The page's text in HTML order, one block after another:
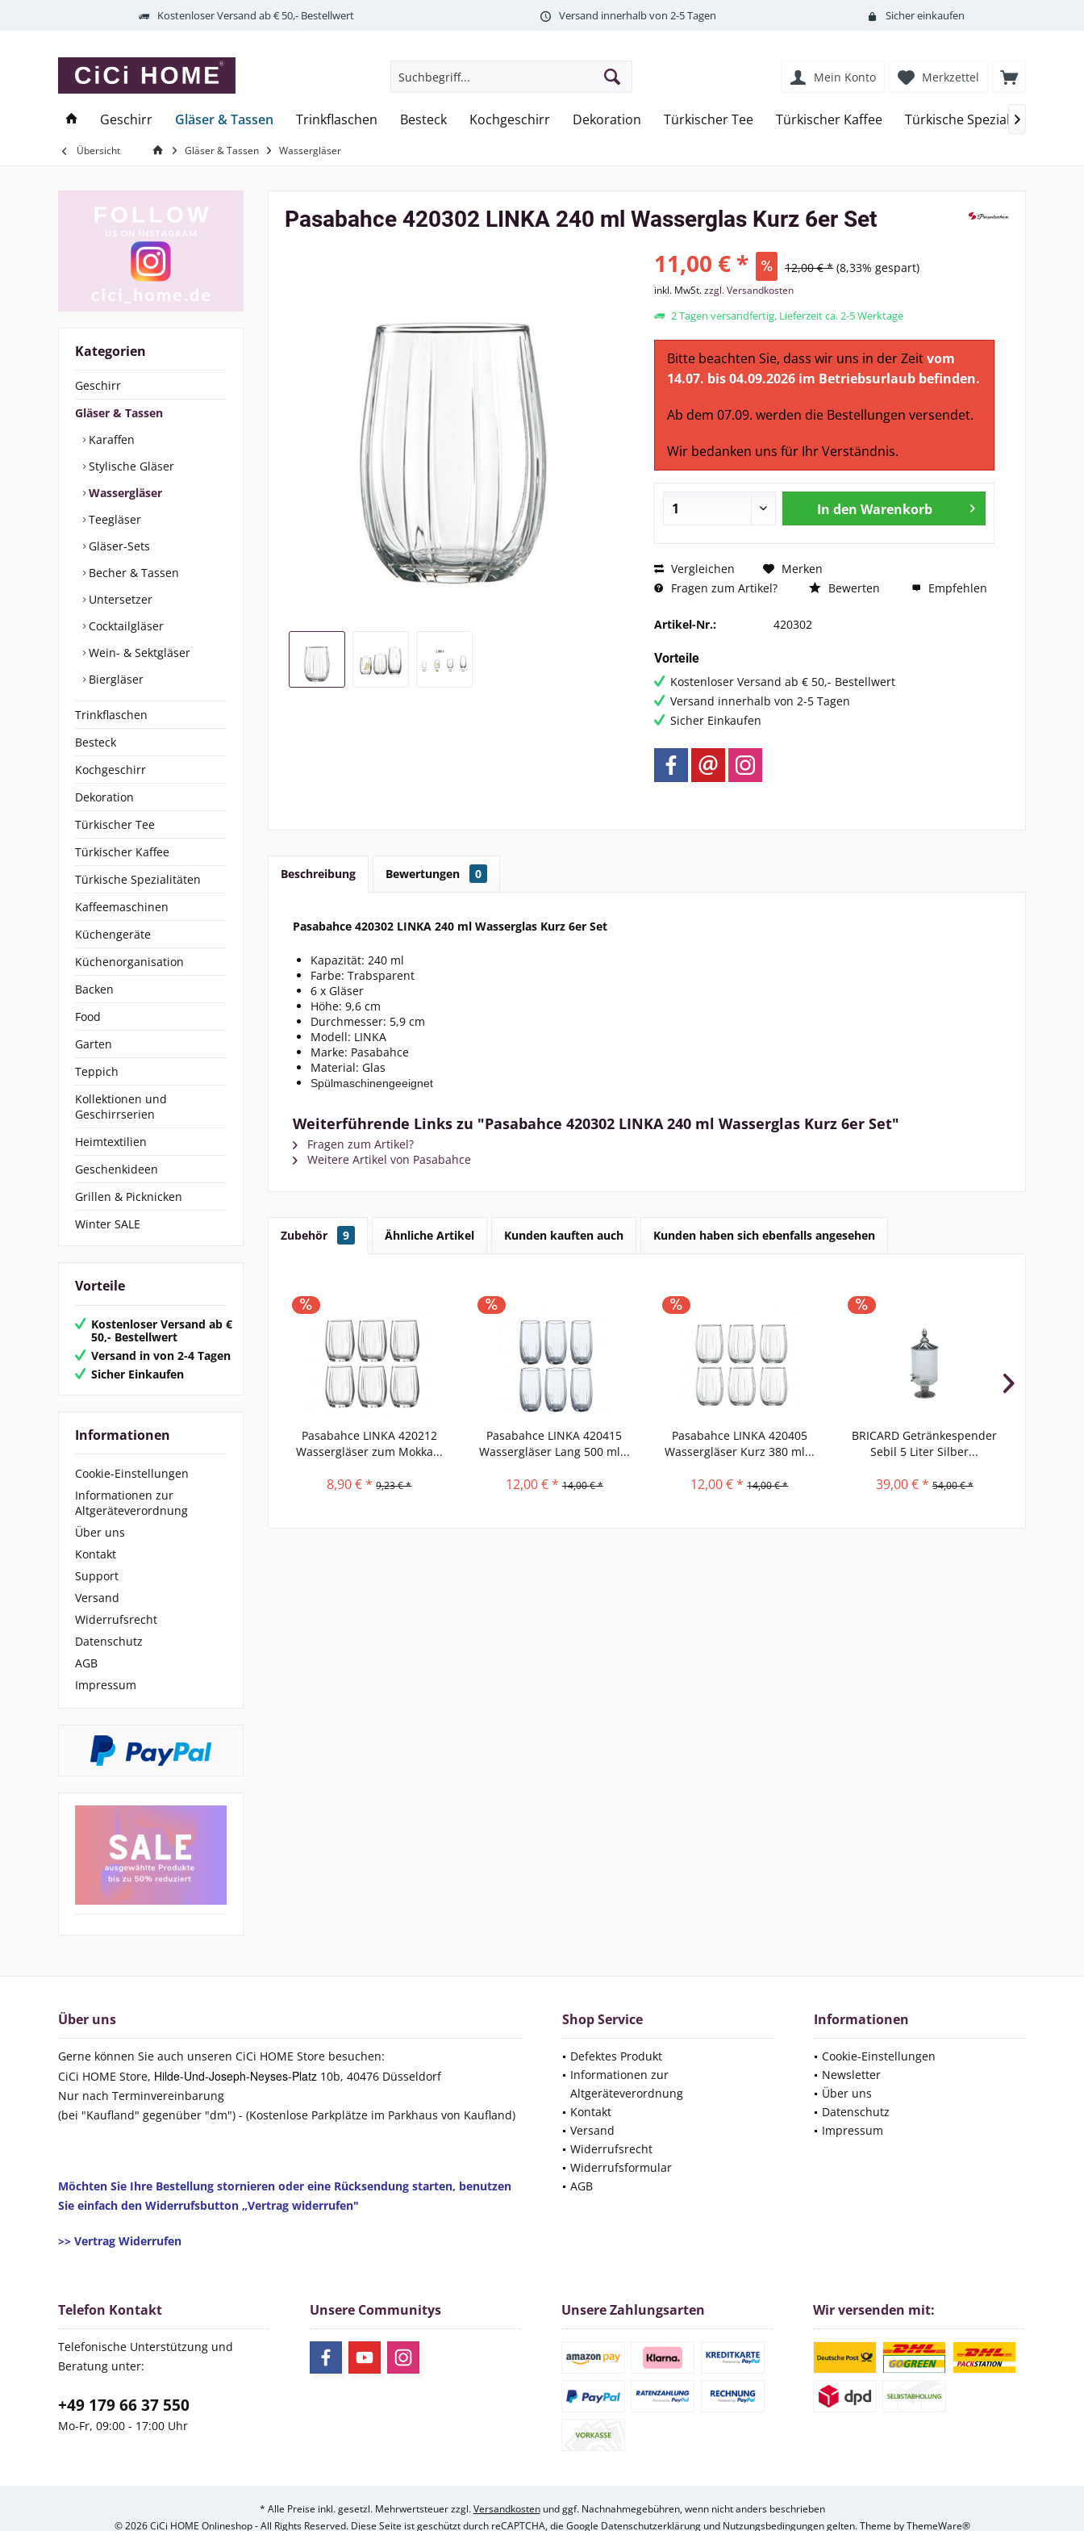
Kostenloser Versand ab € 50,- Bestellwert Versand innerhalb von 2-5 Tagen Sicher einkaufen
Merkzettel
Mein Konto
Geschirr Gläser & Tassen Trinkflaschen Besteck Kochgeschirr Dekoration Türkischer Tee Türkischer Kaffee Türkische Spezialitäten

Übersicht Gläser & Tassen Wassergläser
Kategorien
Geschirr
Gläser & Tassen
Karaffen
Stylische Gläser
Wassergläser
Teegläser
Gläser-Sets
Becher & Tassen
Untersetzer
Cocktailgläser
Wein- & Sektgläser
Biergläser
Trinkflaschen
Besteck
Kochgeschirr
Dekoration
Türkischer Tee
Türkischer Kaffee
Türkische Spezialitäten
Kaffeemaschinen
Küchengeräte
Küchenorganisation
Backen
Food
Garten
Teppich
Kollektionen und
Geschirrserien
Heimtextilien
Geschenkideen
Grillen & Picknicken
Winter SALE
Vorteile
Kostenloser Versand ab €
50,- Bestellwert
Versand in von 2-4 Tagen
Sicher Einkaufen
Informationen
Cookie-Einstellungen
Informationen zur
Altgeräteverordnung
Über uns
Kontakt
Support
Versand
Widerrufsrecht
Datenschutz
AGB
Impressum
Pasabahce 420302 LINKA 240 ml Wasserglas Kurz 6er Set
11,00 € * 12,00 € * (8,33% gespart)
inkl. MwSt.zzgl. Versandkosten
2 Tagen versandfertig, Lieferzeit ca. 2-5 Werktage
Bitte beachten Sie, dass wir uns in der Zeitvom
14.07. bis 04.09.2026 im Betriebsurlaub befinden.
Ab dem 07.09. werden die Bestellungen versendet.
Wir bedanken uns für Ihr Verständnis.
In den Warenkorb
Vergleichen
Merken
Fragen zum Artikel?
Bewerten Empfehlen
Artikel-Nr.: 420302
Vorteile
Kostenloser Versand ab € 50,- Bestellwert
Versand innerhalb von 2-5 Tagen
Sicher Einkaufen
Beschreibung Bewertungen 0
Pasabahce 420302 LINKA 240 ml Wasserglas Kurz 6er Set
Kapazität: 240 ml
Farbe: Trabsparent
6 x Gläser
Höhe: 9,6 cm
Durchmesser: 5,9 cm
Modell: LINKA
Marke: Pasabahce
Material: Glas
Spülmaschinengeeignet
Weiterführende Links zu "Pasabahce 420302 LINKA 240 ml Wasserglas Kurz 6er Set"
Fragen zum Artikel?
Weitere Artikel von Pasabahce
Zubehör 9 Ähnliche Artikel Kunden kauften auch Kunden haben sich ebenfalls angesehen
Pasabahce LINKA 420212
Wassergläser zum Mokka...
8,90 € * 9,23 € *
Pasabahce LINKA 420415
Wassergläser Lang 500 ml...
12,00 € * 14,00 € *
Pasabahce LINKA 420405
Wassergläser Kurz 380 ml...
12,00 € * 14,00 € *
BRICARD Getränkespender
Sebil 5 Liter Silber...
39,00 € * 54,00 € *
Über uns
Gerne können Sie auch unseren CiCi HOME Store besuchen:
CiCi HOME Store, Hilde-Und-Joseph-Neyses-Platz 10b, 40476 Düsseldorf
Nur nach Terminvereinbarung
(bei "Kaufland" gegenüber "dm") - (Kostenlose Parkplätze im Parkhaus von Kaufland)
Möchten Sie Ihre Bestellung stornieren oder eine Rücksendung starten, benutzen
Sie einfach den Widerrufsbutton „Vertrag widerrufen"
>> Vertrag Widerrufen
Shop Service
Defektes Produkt
Informationen zur
Altgeräteverordnung
Kontakt
Versand
Widerrufsrecht
Widerrufsformular
AGB
Informationen
Cookie-Einstellungen
Newsletter
Über uns
Datenschutz
Impressum
Telefon Kontakt
Telefonische Unterstützung und
Beratung unter:
+49 179 66 37 550
Mo-Fr, 09:00 - 17:00 Uhr
Unsere Communitys Unsere Zahlungsarten Wir versenden mit:
* Alle Preise inkl. gesetzl. Mehrwertsteuer zzgl.Versandkostenund ggf. Nachnahmegebühren, wenn nicht anders beschrieben
© 2026 CiCi HOME Onlineshop - All Rights Reserved. Diese Seite ist geschützt durch reCAPTCHA, die Google Datenschutzerklärung und Nutzungsbedingungen gelten. Theme byThemeWare®